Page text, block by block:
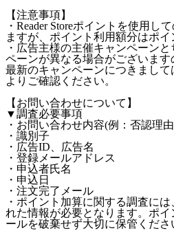
【注意事項】
・Reader Storeポイントを使用し
ますが、ポイント利用額分はポイ
・広告主様の主催キャンペーン
ペーンが異なる場合がございます
最新のキャンペーンにつきまして
よりご確認ください。
【お問い合わせについて】
▼調査必要事項
・お問い合わせ内容(例：否認理
・識別子
・広告ID、広告名
・登録メールアドレス
・申込者氏名
・申込日
・注文完了メール
・ポイント加算に関する調査に
れた情報が必要となります。ポ
ールを破棄せず大切に保管くださ